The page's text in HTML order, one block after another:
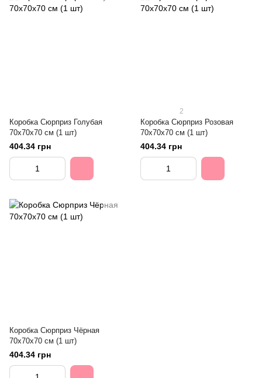
Коробка Сюрприз Голубая
70х70х70 см (1 шт)
404.34 грн
2
Коробка Сюрприз Розовая
70х70х70 см (1 шт)
404.34 грн
Коробка Сюрприз Чёрная
70х70х70 см (1 шт)
404.34 грн